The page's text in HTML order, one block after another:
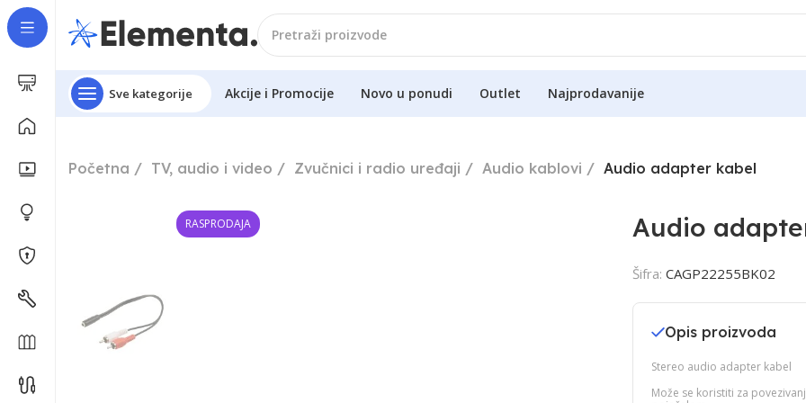
Sve kategorije Akcije i Promocije Novo u ponudi Outlet Najprodavanije
Početna TV, audio i video Zvučnici i radio uređaji Audio kablovi Audio adapter kabel
RASPRODAJA Audio
Šifra: CAGP22255BK02
Opis proizvoda
Stereo audio adapter kabel
Može se koristiti za